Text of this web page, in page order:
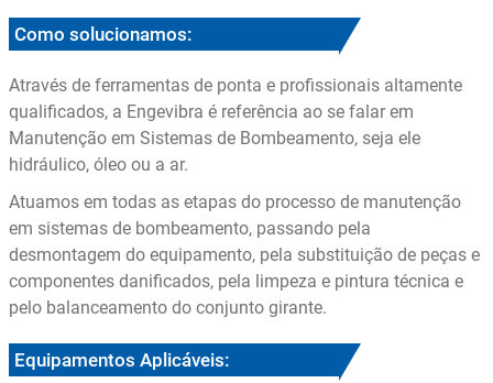
Como solucionamos:
Através de ferramentas de ponta e profissionais altamente
qualificados, a Engevibra é referência ao se falar em
Manutenção em Sistemas de Bombeamento, seja ele
hidráulico, óleo ou a ar.
Atuamos em todas as etapas do processo de manutenção
em sistemas de bombeamento, passando pela
desmontagem do equipamento, pela substituição de peças e
componentes danificados, pela limpeza e pintura técnica e
pelo balanceamento do conjunto girante.
Equipamentos Aplicáveis: